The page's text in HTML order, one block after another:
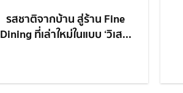
รสชาติจากบ้าน สู่ร้าน Fine
Dining ที่เล่าใหม่ในแบบ ‘วิเส...